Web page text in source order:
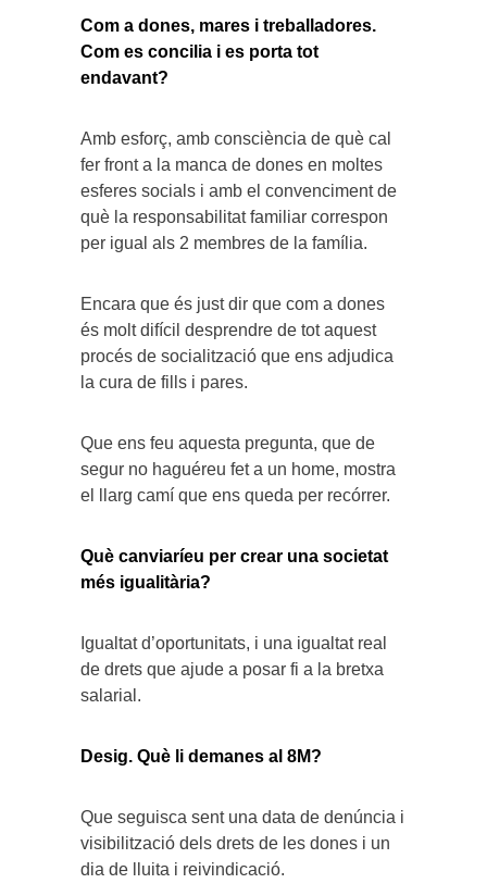
Com a dones, mares i treballadores.
Com es concilia i es porta tot
endavant?
Amb esforç, amb consciència de què cal
fer front a la manca de dones en moltes
esferes socials i amb el convenciment de
què la responsabilitat familiar correspon
per igual als 2 membres de la família.
Encara que és just dir que com a dones
és molt difícil desprendre de tot aquest
procés de socialització que ens adjudica
la cura de fills i pares.
Que ens feu aquesta pregunta, que de
segur no haguéreu fet a un home, mostra
el llarg camí que ens queda per recórrer.
Què canviaríeu per crear una societat
més igualitària?
Igualtat d’oportunitats, i una igualtat real
de drets que ajude a posar fi a la bretxa
salarial.
Desig. Què li demanes al 8M?
Que seguisca sent una data de denúncia i
visibilització dels drets de les dones i un
dia de lluita i reivindicació.